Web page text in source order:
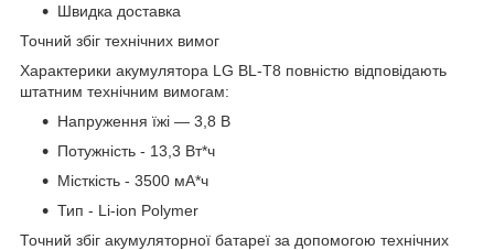
Швидка доставка
Точний збіг технічних вимог
Характерики акумулятора LG BL-T8 повністю відповідають
штатним технічним вимогам:
Напруження їжі — 3,8 В
Потужність - 13,3 Вт*ч
Місткість - 3500 мА*ч
Тип - Li-ion Polymer
Точний збіг акумуляторної батареї за допомогою технічних